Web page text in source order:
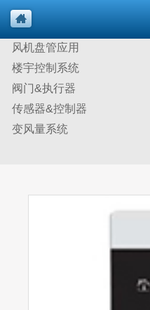
风机盘管应用
楼宇控制系统
阀门&执行器
传感器&控制器
变风量系统